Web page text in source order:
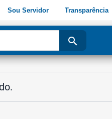
Sou Servidor Transparência
search